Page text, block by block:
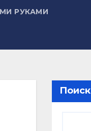
РУКАМИ
Поиск